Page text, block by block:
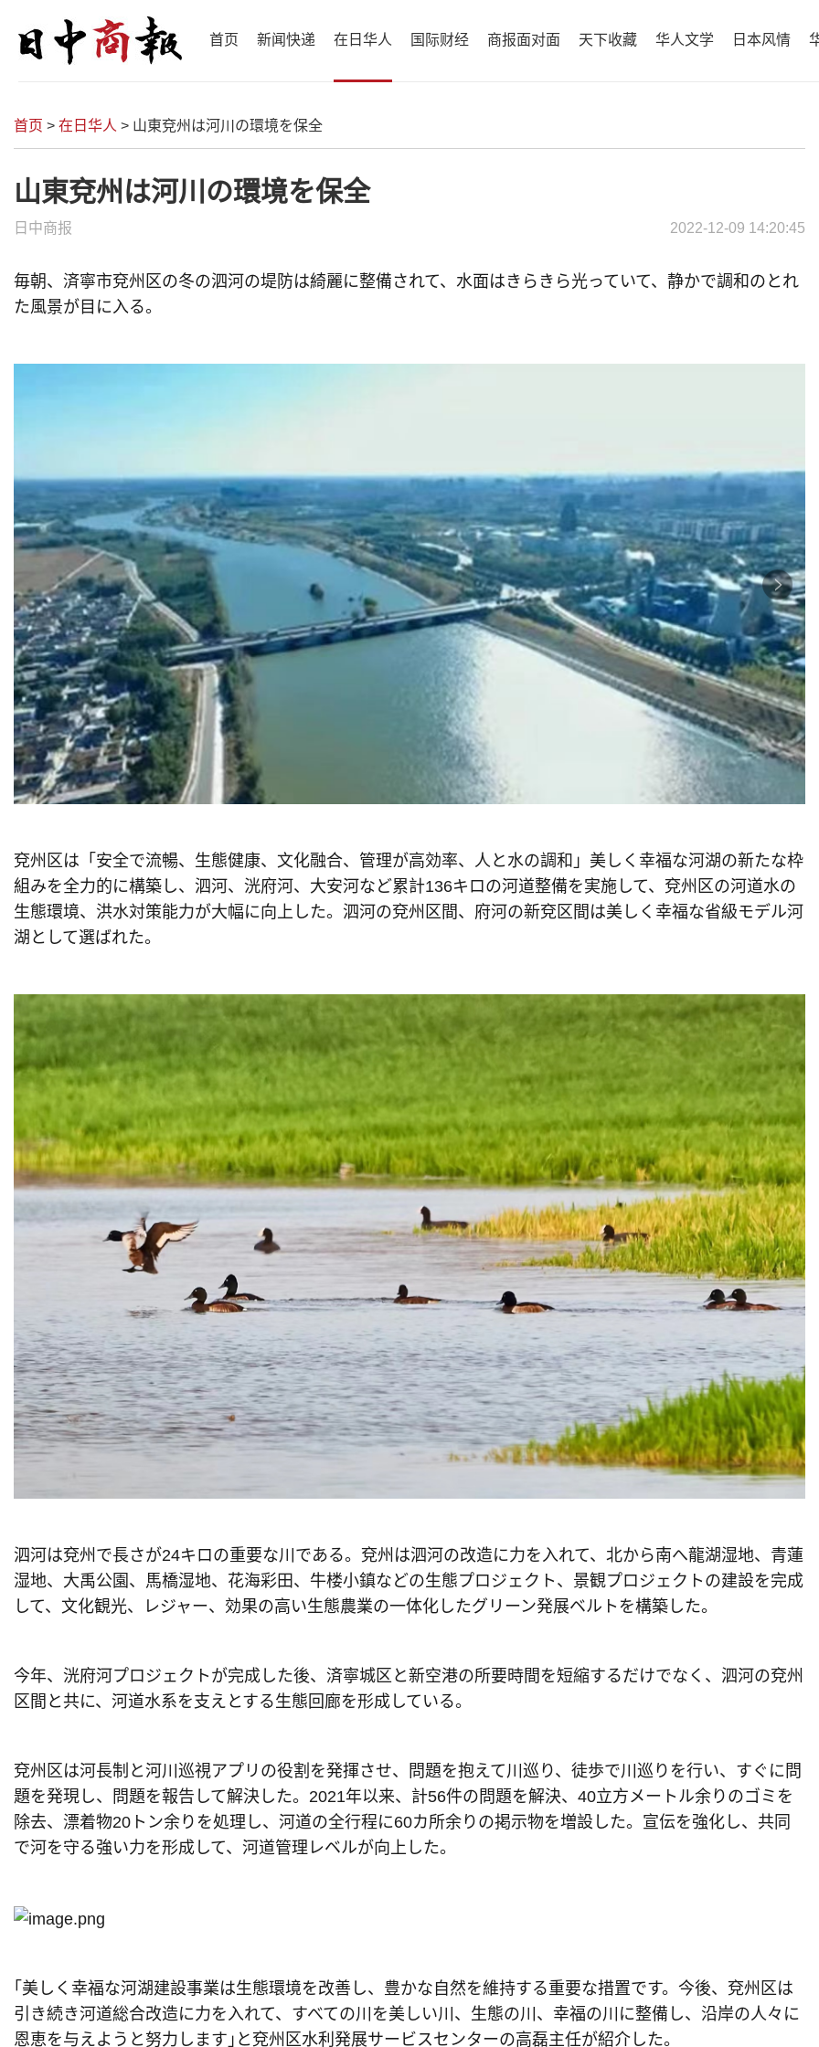
首页 新闻快递 在日华人 国际财经 商报面对面 天下收藏 华人文学 日本风情
首页 > 在日华人 > 山東兗州は河川の環境を保全
山東兗州は河川の環境を保全
日中商报 2022-12-09 14:20:45
毎朝、済寧市兗州区の冬の泗河の堤防は綺麗に整備されて、水面はきらきら光っていて、静かで調和のとれ
た風景が目に入る。
兗州区は「安全で流暢、生態健康、文化融合、管理が高効率、人と水の調和」美しく幸福な河湖の新たな枠
組みを全力的に構築し、泗河、洸府河、大安河など累計136キロの河道整備を実施して、兗州区の河道水の
生態環境、洪水対策能力が大幅に向上した。泗河の兗州区間、府河の新兗区間は美しく幸福な省級モデル河
湖として選ばれた。
泗河は兗州で長さが24キロの重要な川である。兗州は泗河の改造に力を入れて、北から南へ龍湖湿地、青蓮
湿地、大禹公園、馬橋湿地、花海彩田、牛楼小鎮などの生態プロジェクト、景観プロジェクトの建設を完成
して、文化観光、レジャー、効果の高い生態農業の一体化したグリーン発展ベルトを構築した。
今年、洸府河プロジェクトが完成した後、済寧城区と新空港の所要時間を短縮するだけでなく、泗河の兗州
区間と共に、河道水系を支えとする生態回廊を形成している。
兗州区は河長制と河川巡視アプリの役割を発揮させ、問題を抱えて川巡り、徒歩で川巡りを行い、すぐに問
題を発現し、問題を報告して解決した。2021年以来、計56件の問題を解決、40立方メートル余りのゴミを
除去、漂着物20トン余りを処理し、河道の全行程に60カ所余りの掲示物を増設した。宣伝を強化し、共同
で河を守る強い力を形成して、河道管理レベルが向上した。
｢美しく幸福な河湖建設事業は生態環境を改善し、豊かな自然を維持する重要な措置です。今後、兗州区は
引き続き河道総合改造に力を入れて、すべての川を美しい川、生態の川、幸福の川に整備し、沿岸の人々に
恩恵を与えようと努力します｣と兗州区水利発展サービスセンターの高磊主任が紹介した。